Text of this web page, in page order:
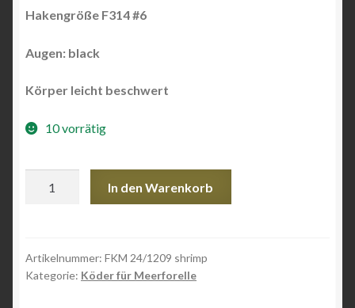
Hakengröße F314 #6
Augen: black
Körper leicht beschwert
10 vorrätig
In den Warenkorb
Artikelnummer: FKM 24/1209 shrimp
Kategorie: Köder für Meerforelle